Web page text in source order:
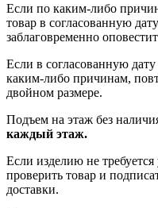
Если по каким-либо
товар в согласованную
заблаговременно
Если в согласованную
каким-либо причинам,
двойном размере.
Подъем на этаж без
каждый этаж.
Если изделию не
проверить товар и
доставки.